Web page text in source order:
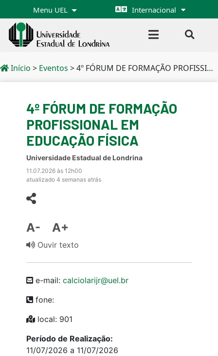
Menu UEL Internacional
Início > Eventos >4º FÓRUM DE FORMAÇÃO PROFISSIONAL EM EDUCAÇÃO FÍSICA
4º FÓRUM DE FORMAÇÃO
PROFISSIONAL EM
EDUCAÇÃO FÍSICA
Universidade Estadual de Londrina
11.07.2026 às 12h00
atualizado 4 semanas atrás
A- A+
Ouvir texto
e-mail: calciolarijr@uel.br
fone:
local: 901
Período de Realização:
11/07/2026 a 11/07/2026